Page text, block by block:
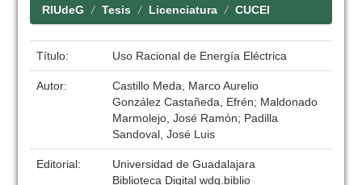
RIUdeG Tesis Licenciatura CUCEI
Título: Uso Racional de Energía Eléctrica
Autor:
Castillo Meda, Marco Aurelio
González Castañeda, Efrén; Maldonado
Marmolejo, José Ramón; Padilla
Sandoval, José Luis
Editorial:
Universidad de Guadalajara
Biblioteca Digital wdg.biblio